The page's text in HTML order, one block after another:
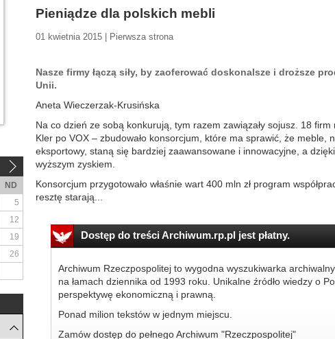
Pieniądze dla polskich mebli
01 kwietnia 2015 | Pierwsza strona
Nasze firmy łączą siły, by zaoferować doskonalsze i droższe
Unii.
Aneta Wieczerzak-Krusińska
Na co dzień ze sobą konkurują, tym razem zawiązały sojusz. 18
Kler po VOX – zbudowało konsorcjum, które ma sprawić, że meble,
eksportowy, staną się bardziej zaawansowane i innowacyjne, a
wyższym zyskiem.
Konsorcjum przygotowało właśnie wart 400 mln zł program
resztę starają...
Dostęp do treści Archiwum.rp.pl jest płatny.
Archiwum Rzeczpospolitej to wygodna wyszukiwarka
na łamach dziennika od 1993 roku. Unikalne źródło wiedzy o
perspektywę ekonomiczną i prawną.
Ponad milion tekstów w jednym miejscu.
Zamów dostęp do pełnego Archiwum "Rzeczpospolitej"
ND
5
12
19
26